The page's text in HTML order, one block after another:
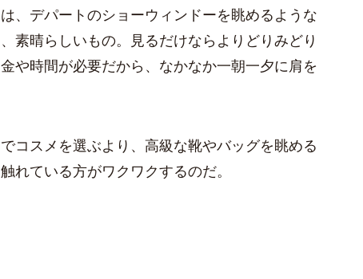
、デパートのショーウィンドーを眺めるような
素晴らしいもの。見るだけならよりどりみどり
や時間が必要だから、なかなか一朝一夕に肩を
コスメを選ぶより、高級な靴やバッグを眺める
れている方がワクワクするのだ。